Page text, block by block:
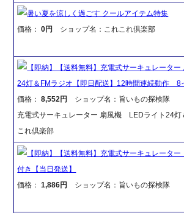
暑い夏を涼しく過ごす クールアイテム特集
価格：0円 ショップ名：これこれ倶楽部
【即納】【送料無料】充電式サーキュレータ
24灯＆FMラジオ【即日配送】12時間連続動作 8
価格：8,552円
ショップ名：旨いもの探検隊
充電式サーキュレーター 扇風機 LEDライト24灯
これ倶楽部
【即納】【送料無料】充電式サーキュレータ
付き【当日発送】
価格：1,886円 ショップ名：旨いもの探検隊